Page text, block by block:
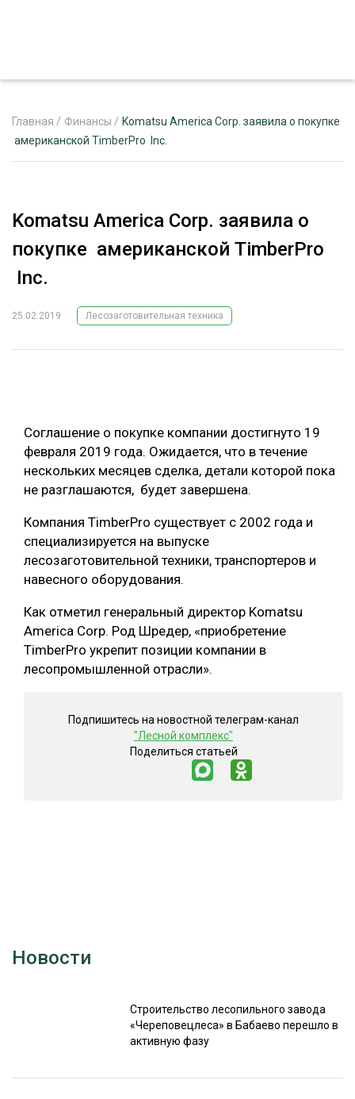
РЕКЛАМОДАТЕЛЯМ
ЛЕСНОЕ ХОЗЯЙСТВО
ЛЕСОЗАГОТОВКА
БИОЭНЕРГЕТИКА
ЛЕСОВОССТАНОВЛЕНИЕ И ЗАЩИТА
ЛОГИСТИКА
ПРОИЗВОДСТВО ДРЕВЕСНЫХ ПЛИТ
ЦБП
ДЕРЕВЯННОЕ ДОМОСТРОЕНИЕ
БЕЗОПАСНОЕ ПРОИЗВОДСТВО
СУШКА ДРЕВЕСИНЫ
ТЕМАТИЧЕСКИЕ ПРОЕКТЫ
ЭКСПЕРТНОЕ МНЕНИЕ
Главная / Финансы / Komatsu America Corp. заявила о покупке
американской TimberPro Inc.
Komatsu America Corp. заявила о
покупке американской TimberPro
Inc.
25.02.2019 Лесозаготовительная техника
Соглашение о покупке компании достигнуто 19
февраля 2019 года. Ожидается, что в течение
нескольких месяцев сделка, детали которой пока
не разглашаются, будет завершена.
Компания TimberPro существует с 2002 года и
специализируется на выпуске
лесозаготовительной техники, транспортеров и
навесного оборудования.
Как отметил генеральный директор Komatsu
America Corp. Род Шредер, «приобретение
TimberPro укрепит позиции компании в
лесопромышленной отрасли».
Подпишитесь на новостной телеграм-канал
"Лесной комплекс"
Поделиться статьей
Новости
Строительство лесопильного завода
«Череповецлеса» в Бабаево перешло в
активную фазу